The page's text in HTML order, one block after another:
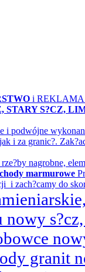
i
S?CZ,
podwójne
i za granic?.
rze?by nagrobne,
marmurowe
i zach?camy do
nowy
granit